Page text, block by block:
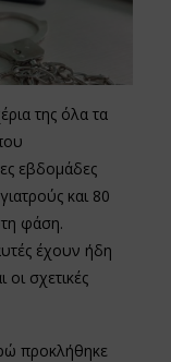
της όλα τα
εβδομάδες
και 80
φάση.
έχουν ήδη
σχετικές
προκλήθηκε